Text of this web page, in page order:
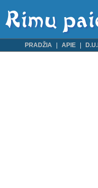
PRADŽIA APIE